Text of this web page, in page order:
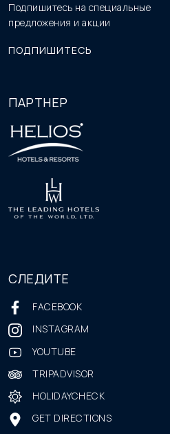
Подпишитесь на специальные
предложения и акции
ПОДПИШИТЕСЬ
ПАРТНЕР
СЛЕДИТЕ
FACEBOOK
INSTAGRAM
YOUTUBE
TRIPADVISOR
HOLIDAYCHECK
GET DIRECTIONS